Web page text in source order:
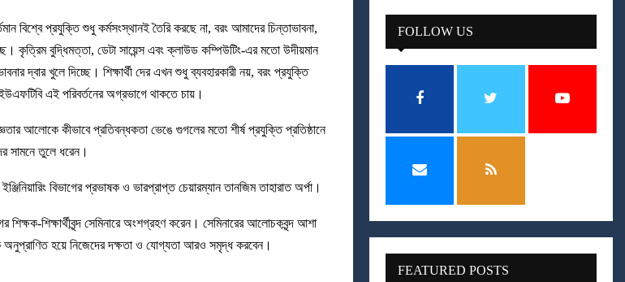
বিশ্বে প্রযুক্তি শুধু কর্মসংস্থানই তৈরি করছে না, বরং আমাদের চিন্তাভাবনা,
কৃত্রিম বুদ্ধিমত্তা, ডেটা সায়েন্স এবং ক্লাউড কম্পিউটিং-এর মতো উদীয়মান
দ্বার খুলে দিচ্ছে। শিক্ষার্থী দের এখন শুধু ব্যবহারকারী নয়, বরং প্রযুক্তি
এই পরিবর্তনের অগ্রভাগে থাকতে চায়।
আলোকে কীভাবে প্রতিবন্ধকতা ভেঙে গুগলের মতো শীর্ষ প্রযুক্তি প্রতিষ্ঠানে
সামনে তুলে ধরেন।
ইঞ্জিনিয়ারিং বিভাগের প্রভাষক ও ভারপ্রাপ্ত চেয়ারম্যান তানজিম তাহারাত অর্পা।
শিক্ষক-শিক্ষার্থীবৃন্দ সেমিনারে অংশগ্রহণ করেন। সেমিনারের আলোচকবৃন্দ আশা
অনুপ্রাণিত হয়ে নিজেদের দক্ষতা ও যোগ্যতা আরও সমৃদ্ধ করবেন।
FOLLOW US
FEATURED POSTS